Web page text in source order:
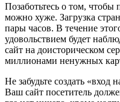
Позаботьтесь о том, чтобы
можно хуже. Загрузка
пары часов. В течение
удовольствием будет
сайт на доисторическом
миллионами ненужных
Не забудьте создать
Ваш сайт посетитель